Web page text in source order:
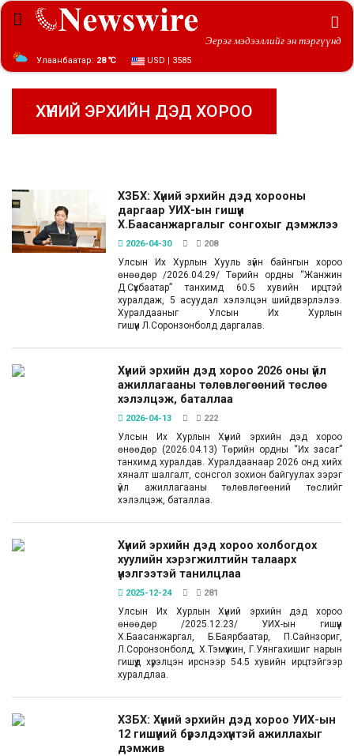
Эерэг мэдээллийг эн тэргүүнд
Улаанбаатар: 28 ℃ USD | 3585
ХҮНИЙ ЭРХИЙН ДЭД ХОРОО
ХЗБХ: Хүний эрхийн дэд хорооны
даргаар УИХ-ын гишүүн
Х.Баасанжаргалыг сонгохыг дэмжлээ
2026-04-30 208
Улсын Их Хурлын Хууль зүйн байнгын хороо
өнөөдөр /2026.04.29/ Төрийн ордны “Жанжин
Д.Сүхбаатар” танхимд 60.5 хувийн ирцтэй
хуралдаж, 5 асуудал хэлэлцэн шийдвэрлэлээ.
Хуралдааныг Улсын Их Хурлын
гишүүн Л.Соронзонболд даргалав.
Хүний эрхийн дэд хороо 2026 оны үйл
ажиллагааны төлөвлөгөөний төслөө
хэлэлцэж, баталлаа
2026-04-13 222
Улсын Их Хурлын Хүний эрхийн дэд хороо
өнөөдөр (2026.04.13) Төрийн ордны “Их засаг”
танхимд хуралдав. Хуралдаанаар 2026 онд хийх
хяналт шалгалт, сонсгол зохион байгуулах зэрэг
үйл ажиллагааны төлөвлөгөөний төслийг
хэлэлцэж, баталлаа.
Хүний эрхийн дэд хороо холбогдох
хуулийн хэрэгжилтийн талаарх
үнэлгээтэй танилцлаа
2025-12-24 281
Улсын Их Хурлын Хүний эрхийн дэд хороо
өнөөдөр /2025.12.23/ УИХ-ын гишүүн
Х.Баасанжаргал, Б.Баярбаатар, П.Сайнзориг,
Л.Соронзонболд, Х.Тэмүүжин, Г.Уянгахишиг нарын
гишүүд хүрэлцэн ирснээр 54.5 хувийн ирцтэйгээр
хуралдлаа.
ХЗБХ: Хүний эрхийн дэд хороо УИХ-ын
12 гишүүний бүрэлдэхүүнтэй ажиллахыг
дэмжив